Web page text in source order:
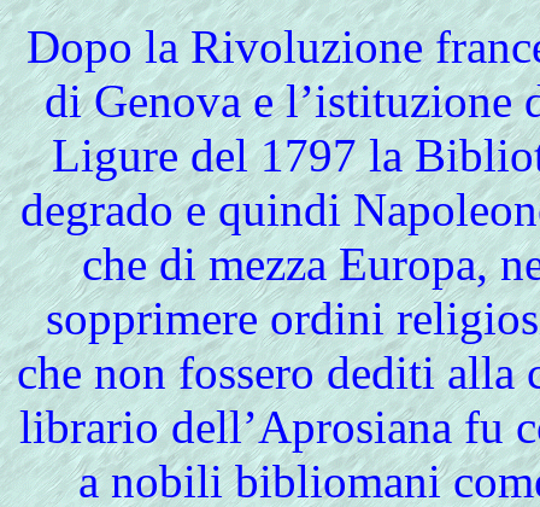
Dopola Rivoluzione
di Genova e l’istituzione
Ligure del 1797 la
degrado e quindi
che di mezza Europa,
sopprimere ordini
che non fossero dediti alla
librario dell’Aprosiana fu
a nobili bibliomani